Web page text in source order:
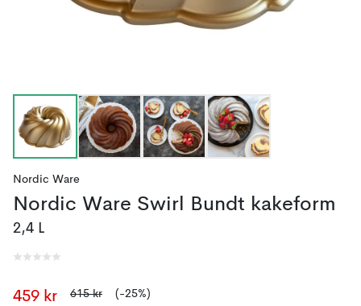
Nordic Ware
Nordic Ware Swirl Bundt kakeform
2,4 L
459 kr 615 kr (-25%)